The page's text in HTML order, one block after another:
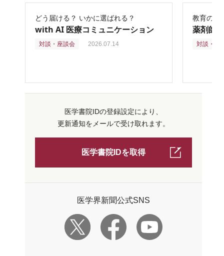
どう届ける？ いかに選ばれる？
with AI 医療コミュニケーション
対談・座談会 2026.07.14
教育の再
薬剤師
対談・座
医学書院IDの登録設定により、
更新通知をメールで受け取れます。
医学書院IDを取得
医学界新聞公式SNS